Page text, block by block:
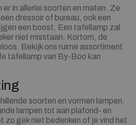
in allerlei soorten en maten. Ze
dressoir of bureau, ook een
een boost. Een tafellamp zal
niet misstaan. Kortom, de
Bekijk ons ruime assortiment
tafellamp van By-Boo kan
soorten en vormen lampen.
lampen tot aan plafond- en
zo gek niet bedenken of je vind het